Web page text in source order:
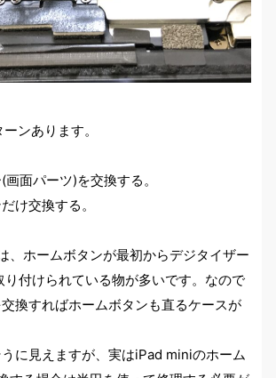
ンあります。
面パーツ)を交換する。
け交換する。
、ホームボタンが最初からデジタイザー
り付けられている物が多いです。なので
換すればホームボタンも直るケースが
に見えますが、実はiPad miniのホーム